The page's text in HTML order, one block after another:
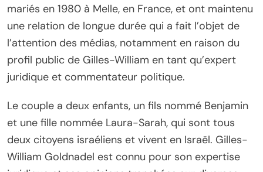
mariés en 1980 à Melle, en France, et ont maintenu
une relation de longue durée qui a fait l’objet de
l’attention des médias, notamment en raison du
profil public de Gilles-William en tant qu’expert
juridique et commentateur politique.
Le couple a deux enfants, un fils nommé Benjamin
et une fille nommée Laura-Sarah, qui sont tous
deux citoyens israéliens et vivent en Israël. Gilles-
William Goldnadel est connu pour son expertise